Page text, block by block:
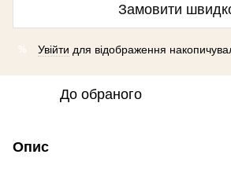
Замовити
% Увійти для відображення
До обраного
Опис